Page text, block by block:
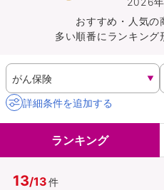
イオンカード
キャンペーン
イオングル
おすすめ・人気の
多い順番にランキング
詳細条件を追加する
ランキング
13/13件